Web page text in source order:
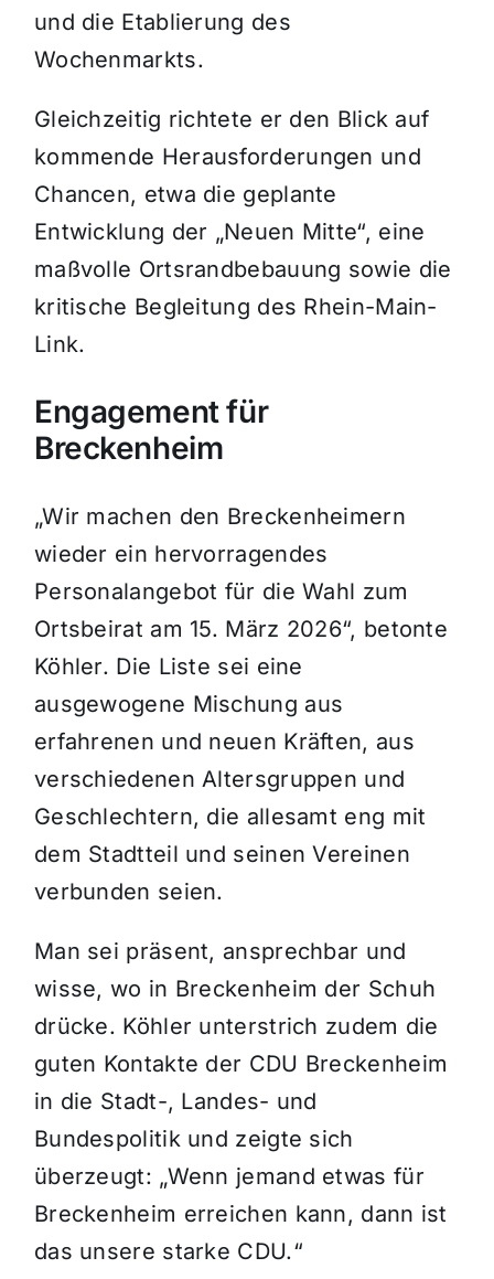
und die Etablierung des
Wochenmarkts.
Gleichzeitig richtete er den Blick auf
kommende Herausforderungen und
Chancen, etwa die geplante
Entwicklung der „Neuen Mitte“, eine
maßvolle Ortsrandbebauung sowie die
kritische Begleitung des Rhein-Main-
Link.
Engagement für
Breckenheim
„Wir machen den Breckenheimern
wieder ein hervorragendes
Personalangebot für die Wahl zum
Ortsbeirat am 15. März 2026“, betonte
Köhler. Die Liste sei eine
ausgewogene Mischung aus
erfahrenen und neuen Kräften, aus
verschiedenen Altersgruppen und
Geschlechtern, die allesamt eng mit
dem Stadtteil und seinen Vereinen
verbunden seien.
Man sei präsent, ansprechbar und
wisse, wo in Breckenheim der Schuh
drücke. Köhler unterstrich zudem die
guten Kontakte der CDU Breckenheim
in die Stadt-, Landes- und
Bundespolitik und zeigte sich
überzeugt: „Wenn jemand etwas für
Breckenheim erreichen kann, dann ist
das unsere starke CDU.“